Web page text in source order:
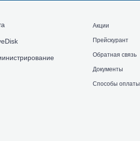
Акции
Прейскурант
Обратная связь
Документы
Способы оплаты